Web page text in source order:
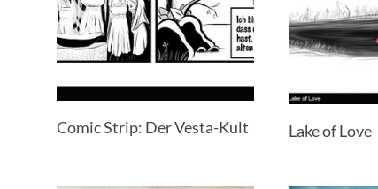
Comic Strip: Der Vesta-Kult Lake of Love